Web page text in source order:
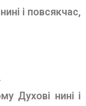
і повсякчас,
.
Духові нині і